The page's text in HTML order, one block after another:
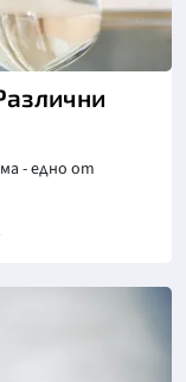
- едно от